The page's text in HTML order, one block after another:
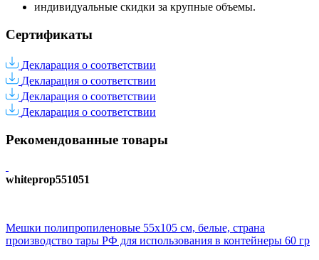
индивидуальные скидки за крупные объемы.
Сертификаты
Декларация о соответствии
Декларация о соответствии
Декларация о соответствии
Декларация о соответствии
Рекомендованные товары
whiteprop551051
Мешки полипропиленовые 55х105 см, белые, страна
производство тары РФ для использования в контейнеры 60 гр